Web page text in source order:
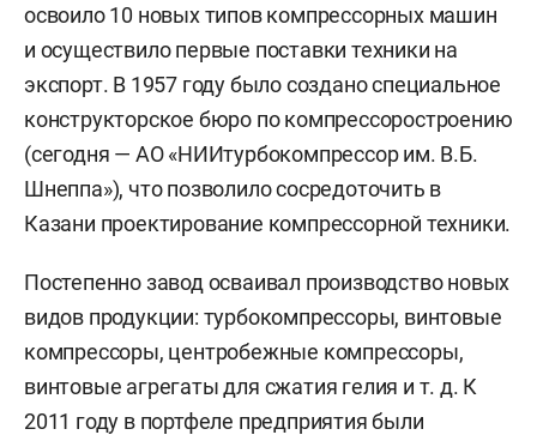
освоило 10 новых типов компрессорных машин
и осуществило первые поставки техники на
экспорт. В 1957 году было создано специальное
конструкторское бюро по компрессоростроению
(сегодня — АО «НИИтурбокомпрессор им. В.Б.
Шнеппа»), что позволило сосредоточить в
Казани проектирование компрессорной техники.
Постепенно завод осваивал производство новых
видов продукции: турбокомпрессоры, винтовые
компрессоры, центробежные компрессоры,
винтовые агрегаты для сжатия гелия и т. д. К
2011 году в портфеле предприятия были